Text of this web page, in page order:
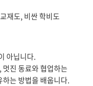
재도, 비싼 학비도
아닙니다.
진 동료와 협업하는
는 방법을 배웁니다.